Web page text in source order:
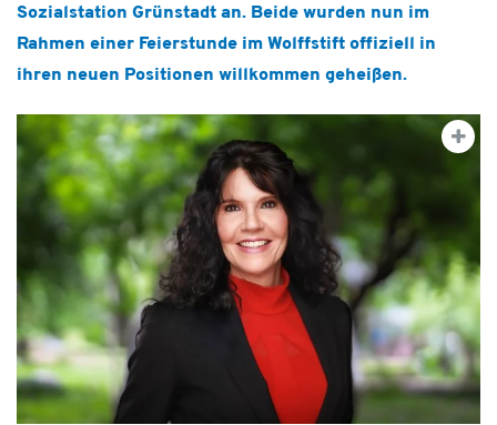
Sozialstation Grünstadt an. Beide wurden nun im
Rahmen einer Feierstunde im Wolffstift offiziell in
ihren neuen Positionen willkommen geheißen.